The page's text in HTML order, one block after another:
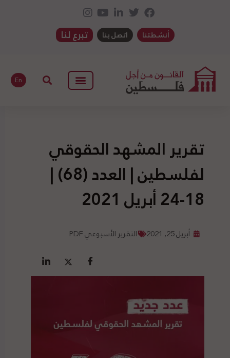
أنشطتنا اتصل بنا تبرع لنا
En
تقرير المشهد الحقوقي
لفلسطين | العدد (68) |
18-24 أبريل 2021
أبريل 25, 2021 التقرير الأسبوعي PDF